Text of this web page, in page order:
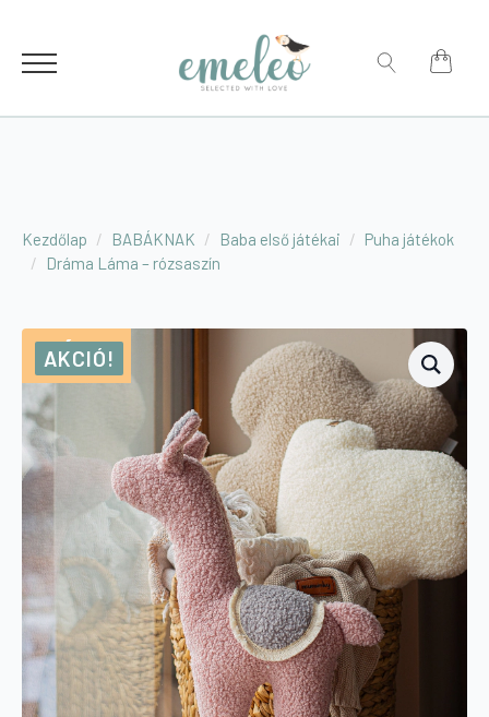
Kezdőlap BABÁKNAK Baba első játékai
Puha játékok
Dráma Láma – rózsaszín
AKCIÓ!
ÚJ!